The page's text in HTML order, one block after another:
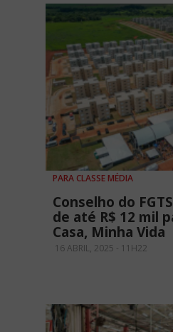
PARA CLASSE MÉDIA
Conselho do
de até R$ 12 mil
Casa, Minha Vida
16 ABRIL, 2025 - 11H22